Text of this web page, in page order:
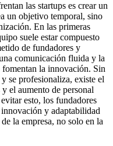
las startups es crear un
un objetivo temporal, sino
En las primeras
suele estar compuesto
de fundadores y
comunicación fluida y la
fomentan la innovación. Sin
se profesionaliza, existe el
el aumento de personal
esto, los fundadores
innovación y adaptabilidad
la empresa, no solo en la